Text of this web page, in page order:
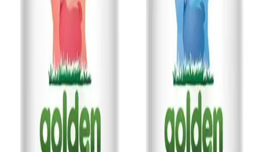
Gerber Pirinç Patlağı: Bebekler ve Çocuklar İçin
Sağlıklı ve Pratik Atıştırmalık Seçeneği
Gerber pirinç patlağı, bebekler ve küçük çocuklar için doğal,
katkısız ve enerji verici sağlıklı bir atıştırmalıktır. Pratik kullanımıyla
ebeveynlerin tercihidir.
8 Aylık Bebekler İçin Balık Tüketimi Güvenli ve
Uygun Seçenekler ile Pişirme Yöntemleri
8 aylık bebekler için uygun balık türleri, pişirme yöntemleri ve alerji
riskleri hakkında bilgiler içerir. Güvenli ve sağlıklı balık tüketimi için